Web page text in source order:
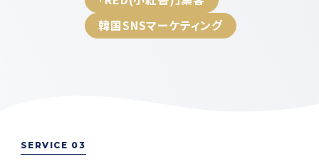
韓国SNSマーケティング
SERVICE 03